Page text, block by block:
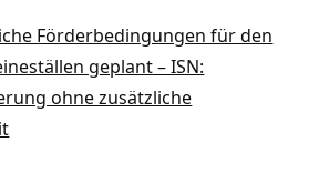
Förderbedingungen für den
geplant – ISN:
ohne zusätzliche